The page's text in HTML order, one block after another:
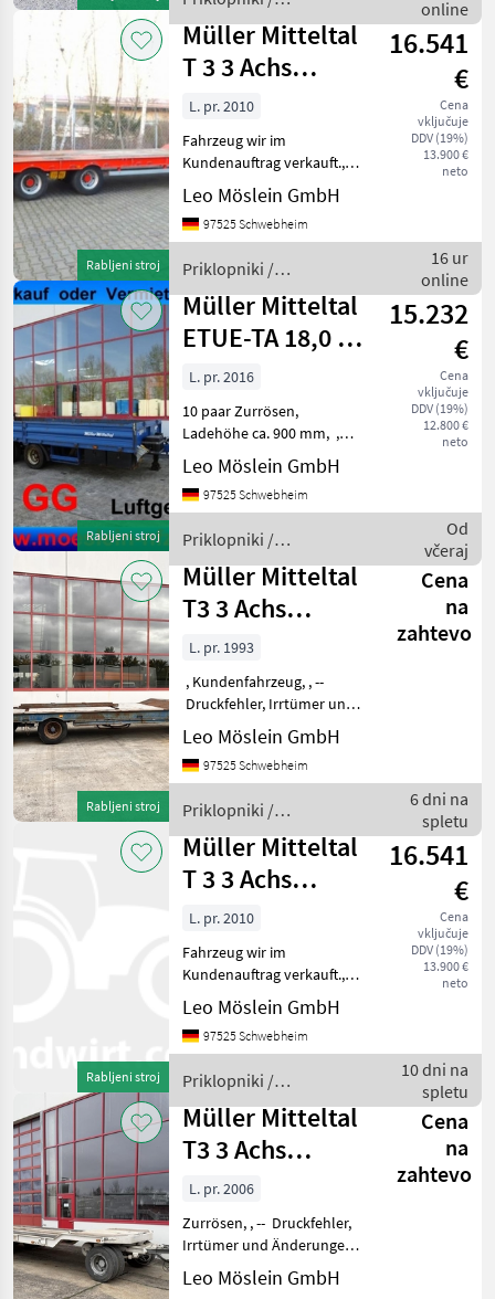
Schwarzmüller
online
Rabljeni stroj
Müller Mitteltal
T 3 3 Achs
Tieflader-
Anhänger
16.541
€
Cena
vključuje
DDV (19%)
13.900 €
neto
L. pr. 2010
Fahrzeug wir im
Kundenauftrag verkauft.,
teilweise Holzbretter def.,
17 paar Zurrösen, ,
Ladehöhe ca. 900 mm, , --
Änderungen vorbehalt
Leo Möslein GmbH
97525 Schwebheim
Priklopniki /
Schwarzmüller
16 ur
online
Rabljeni stroj
Müller Mitteltal
ETUE-TA 18,0 18
t GG
Tandemtieflader
15.232
€
Cena
vključuje
DDV (19%)
12.800 €
neto
L. pr. 2016
10 paar Zurrösen,
Ladehöhe ca. 900 mm, ,
Kundenfahrzeug, , --
Druckfehler, Irrtümer und
Änderungen vorbehalten,
Daten unter: ... More De
Leo Möslein GmbH
97525 Schwebheim
Priklopniki /
Schwarzmüller
Od
včeraj
Rabljeni stroj
Müller Mitteltal
T3 3 Achs
Tieflader mit
ABS
Cena
na
zahtevo
L. pr. 1993
, Kundenfahrzeug, , --
Druckfehler, Irrtümer und
Änderungen vorbehalten,
Muster- Bilder --, Mehr
Daten unter: ... More
Nizkopodni priklo
Leo Möslein GmbH
97525 Schwebheim
Priklopniki /
Schwarzmüller
6 dni na
spletu
Rabljeni stroj
Müller Mitteltal
T 3 3 Achs
Tieflader-
Anhänger
16.541
€
Cena
vključuje
DDV (19%)
13.900 €
neto
L. pr. 2010
Fahrzeug wir im
Kundenauftrag verkauft.,
teilweise Holzbretter def.,
17 paar Zurrösen, ,
Ladehöhe ca. 900 mm, , --
Änderungen vorbehalt
Leo Möslein GmbH
97525 Schwebheim
Priklopniki /
Schwarzmüller
10 dni na
spletu
Müller Mitteltal
T3 3 Achs
Tiefladeranhänger
Cena
na
zahtevo
L. pr. 2006
Zurrösen, , -- Druckfehler,
Irrtümer und Änderungen
vorbehalten, Muster-
Bilder --, Mehr Daten unter:
Leo Möslein GmbH